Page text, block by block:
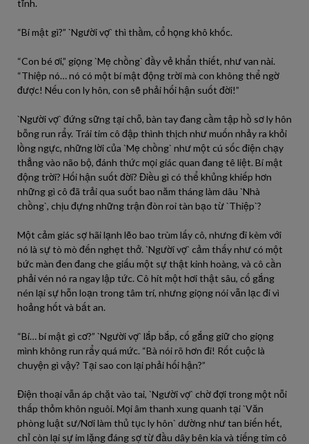
tĩnh.
“Bí mật gì?” `Người vợ` thì thầm, cổ họng khô khốc.
“Con bé ơi,” giọng `Mẹ chồng` đầy vẻ khẩn thiết, như van nài.
“Thiệp nó… nó có một bí mật động trời mà con không thể ngờ
được! Nếu con ly hôn, con sẽ phải hối hận suốt đời!”
`Người vợ` đứng sững tại chỗ, bàn tay đang cầm tập hồ sơ ly hôn
bỗng run rẩy. Trái tim cô đập thình thịch như muốn nhảy ra khỏi
lồng ngực, những lời của `Mẹ chồng` như một cú sốc điện chạy
thẳng vào não bộ, đánh thức mọi giác quan đang tê liệt. Bí mật
động trời? Hối hận suốt đời? Điều gì có thể khủng khiếp hơn
những gì cô đã trải qua suốt bao năm tháng làm dâu `Nhà
chồng`, chịu đựng những trận đòn roi tàn bạo từ `Thiệp`?
Một cảm giác sợ hãi lạnh lẽo bao trùm lấy cô, nhưng đi kèm với
nó là sự tò mò đến nghẹt thở. `Người vợ` cảm thấy như có một
bức màn đen đang che giấu một sự thật kinh hoàng, và cô cần
phải vén nó ra ngay lập tức. Cô hít một hơi thật sâu, cố gắng
nén lại sự hỗn loạn trong tâm trí, nhưng giọng nói vẫn lạc đi vì
hoảng hốt và bất an.
“Bí… bí mật gì cơ?” `Người vợ` lắp bắp, cố gắng giữ cho giọng
mình không run rẩy quá mức. “Bà nói rõ hơn đi! Rốt cuộc là
chuyện gì vậy? Tại sao con lại phải hối hận?”
Điện thoại vẫn áp chặt vào tai, `Người vợ` chờ đợi trong một nỗi
thấp thỏm khôn nguôi. Mọi âm thanh xung quanh tại `Văn
phòng luật sư/Nơi làm thủ tục ly hôn` dường như tan biến hết,
chỉ còn lại sự im lặng đáng sợ từ đầu dây bên kia và tiếng tim cô